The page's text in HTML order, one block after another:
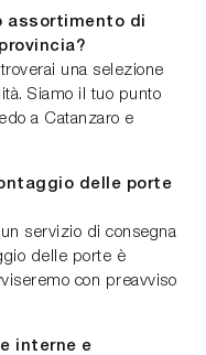
assortimento di
una selezione
Siamo il tuo punto
a Catanzaro e
delle porte
servizio di consegna
delle porte è
con preavviso
interne e